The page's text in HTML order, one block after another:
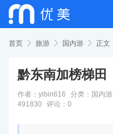
首页  旅游  国内游  正文
黔东南加榜梯田
作者：yibin616 分类： 国内游
491830
评论：0